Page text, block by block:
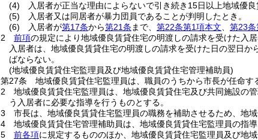
(4)
入居者が正当な理由によらないで引き続き15日以上地域優良
(5)
入居者又は同居者が暴力団員であることが判明したとき。
(6)
入居者が第17条から第21条 まで、 第22条第1項本文 第23
2
前項の規定により地域優良賃貸住宅の明渡しの請求を受けた入
入居者は、地域優良賃貸住宅の明渡しの請求を受けた日の翌日
ばならない。
(地域優良賃貸住宅監理員及び地域優良賃貸住宅管理補助員)
第27条
地域優良賃貸住宅監理員は、職員のうちから市長が任命す
2
地域優良賃貸住宅監理員は、地域優良賃貸住宅及び共同施設の
う入居者に必要な指導を行うものとする。
3
市長は、地域優良賃貸住宅監理員の職務を補助させるため、地
4
地域優良賃貸住宅管理補助員は、地域優良賃貸住宅監理員の指
5
前各項に規定するもののほか、地域優良賃貸住宅監理員及び地